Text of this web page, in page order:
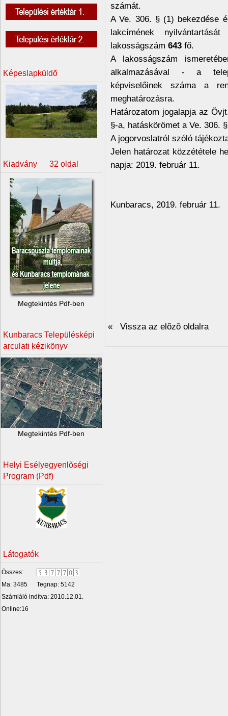
Képeslapküldõ
Kiadvány 32 oldal
Megtekintés Pdf-ben
Kunbaracs Településképi
arculati kézikönyv
Megtekintés Pdf-ben
Helyi Esélyegyenlõségi
Program (Pdf)
Látogatók
Összes:
Ma: 3485
Tegnap: 5142
Számláló indítva: 2010.12.01.
Online:16
számát.
A Ve. 306. § (1) bekezdése
lakcímének
lakosságszám 643 fő.
A lakosságszám
alkalmazásával - a
képviselőinek száma a
meghatározásra.
Határozatom jogalapja az
§-a, hatáskörömet a Ve. 306.
A jogorvoslatról szóló
Jelen határozat közzététele
napja: 2019. február 11.
Kunbaracs, 2019. február 11.
« Vissza az elõzõ oldalra